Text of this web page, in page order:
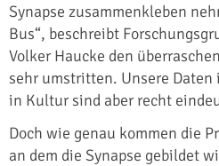
Synapse zusammenkleben
Bus“, beschreibt
Volker Haucke den
sehr umstritten. Unsere
in Kultur sind aber recht
Doch wie genau kommen die
an dem die Synapse gebildet